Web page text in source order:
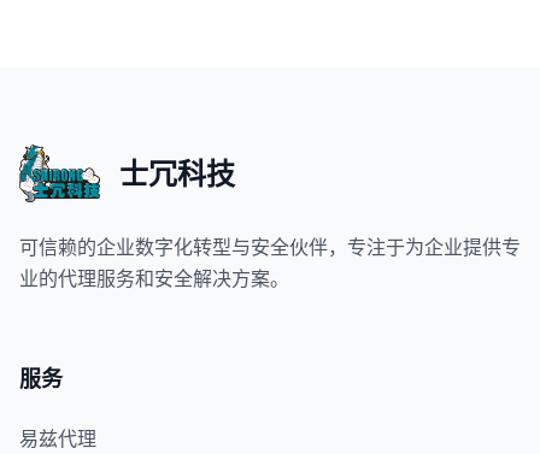
士冗科技
可信赖的企业数字化转型与安全伙伴，专注于为企业提供专
业的代理服务和安全解决方案。
服务
易兹代理